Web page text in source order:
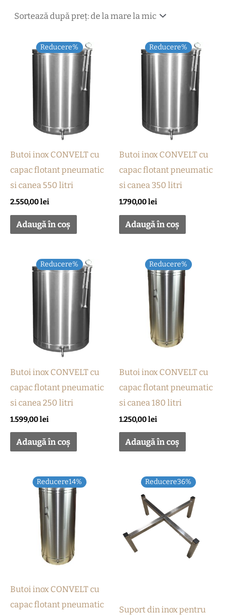
Reducere%
Butoi inox CONVELT cu
capac flotant pneumatic
si canea 550 litri
2.550,00lei
Adaugă în coș
Reducere%
Butoi inox CONVELT cu
capac flotant pneumatic
si canea 350 litri
1.790,00lei
Adaugă în coș
Reducere%
Butoi inox CONVELT cu
capac flotant pneumatic
si canea 250 litri
1.599,00lei
Adaugă în coș
Reducere%
Butoi inox CONVELT cu
capac flotant pneumatic
si canea 180 litri
1.250,00lei
Adaugă în coș
Reducere14%
Butoi inox CONVELT cu
capac flotant pneumatic
Prețul
inițial
1.100,00 lei.
Prețul
curent
Reducere36%
Suport din inox pentru
Prețul
inițial
fost:
500,00 lei.
Prețul
curent
este:
320,00 lei.